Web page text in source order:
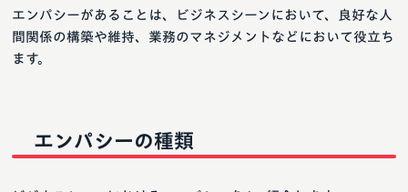
エンパシーがあることは、ビジネスシーンにおいて、良好な人
間関係の構築や維持、業務のマネジメントなどにおいて役立ち
ます。
エンパシーの種類